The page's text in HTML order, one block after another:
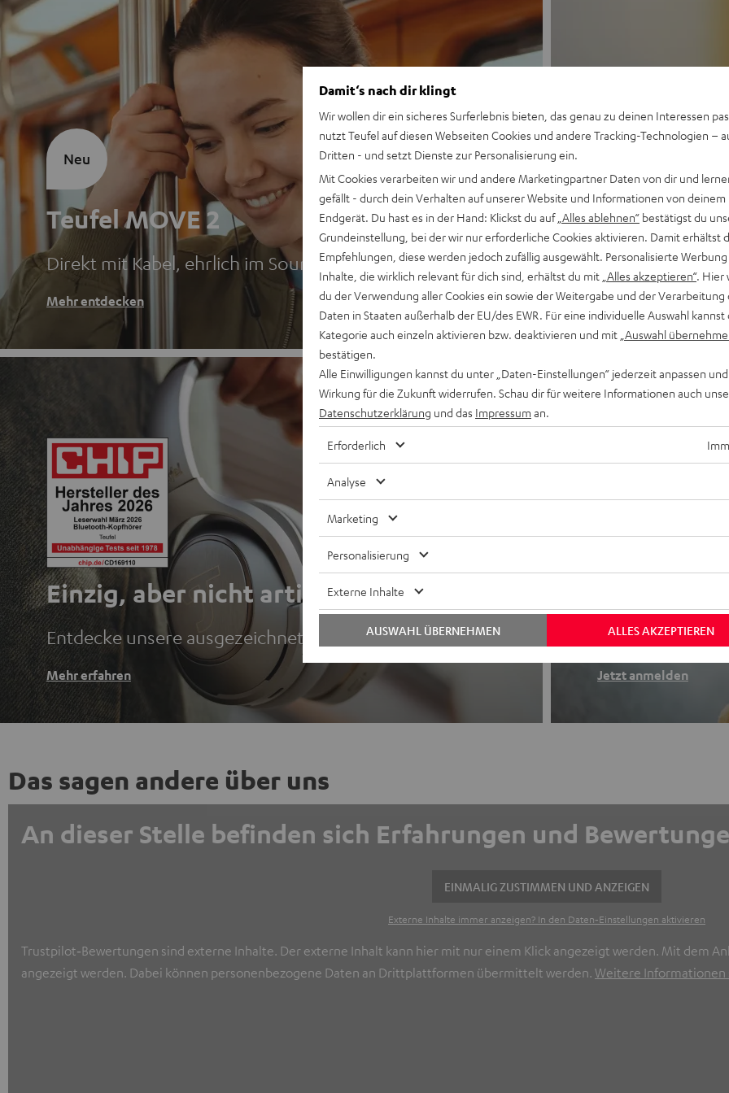
Teufel MOVE 2
Direkt mit Kabel, ehrlich im Sound
Mehr entdecken
Neu
MOTIV®
Stil trifft Sound
Mehr entdecken
Einzig, aber nicht artig.
Entdecke unsere ausgezeichneten Bluetooth-Kopfhörer
Mehr erfahren
Newsletter
Finde deinen
Erhalte bis zu
Jetzt anmelden
Das sagen andere über uns
An dieser Stelle befinden sich Erfahrungen und
EINMALIG ZUSTIMMEN UND ANZEIGEN
Externe Inhalte immer anzeigen? In den Daten‑Einstellungen aktivieren
Trustpilot‑Bewertungen sind externe Inhalte. Der externe Inhalt kann hier mit nur einem Klick angezeigt werden. Mit dem
angezeigt werden. Dabei können personenbezogene Daten an Drittplattformen übermittelt werden. Weitere Informationen
Damit‘s nach dir klingt
Wir wollen dir ein sicheres Surferlebnis bieten, das genau zu deinen Interessen
nutzt Teufel auf diesen Webseiten Cookies und andere Tracking-Technologien –
Dritten - und setzt Dienste zur Personalisierung ein.
Mit Cookies verarbeiten wir und andere Marketingpartner Daten von dir und
gefällt - durch dein Verhalten auf unserer Website und Informationen von deinem
Endgerät. Du hast es in der Hand: Klickst du auf „Alles ablehnen“ bestätigst du
Grundeinstellung, bei der wir nur erforderliche Cookies aktivieren. Damit erhältst
Empfehlungen, diese werden jedoch zufällig ausgewählt. Personalisierte
Inhalte, die wirklich relevant für dich sind, erhältst du mit „Alles akzeptieren“. Hier
du der Verwendung aller Cookies ein sowie der Weitergabe und der Verarbeitung
Daten in Staaten außerhalb der EU/des EWR. Für eine individuelle Auswahl kannst
Kategorie auch einzeln aktivieren bzw. deaktivieren und mit „Auswahl
bestätigen.
Alle Einwilligungen kannst du unter „Daten-Einstellungen“ jederzeit anpassen
Wirkung für die Zukunft widerrufen. Schau dir für weitere Informationen auch
Datenschutzerklärung und das Impressum an.
Erforderlich
Analyse
Marketing
Personalisierung
Externe Inhalte
ALLES AKZEPTIEREN
AUSWAHL ÜBERNEHMEN